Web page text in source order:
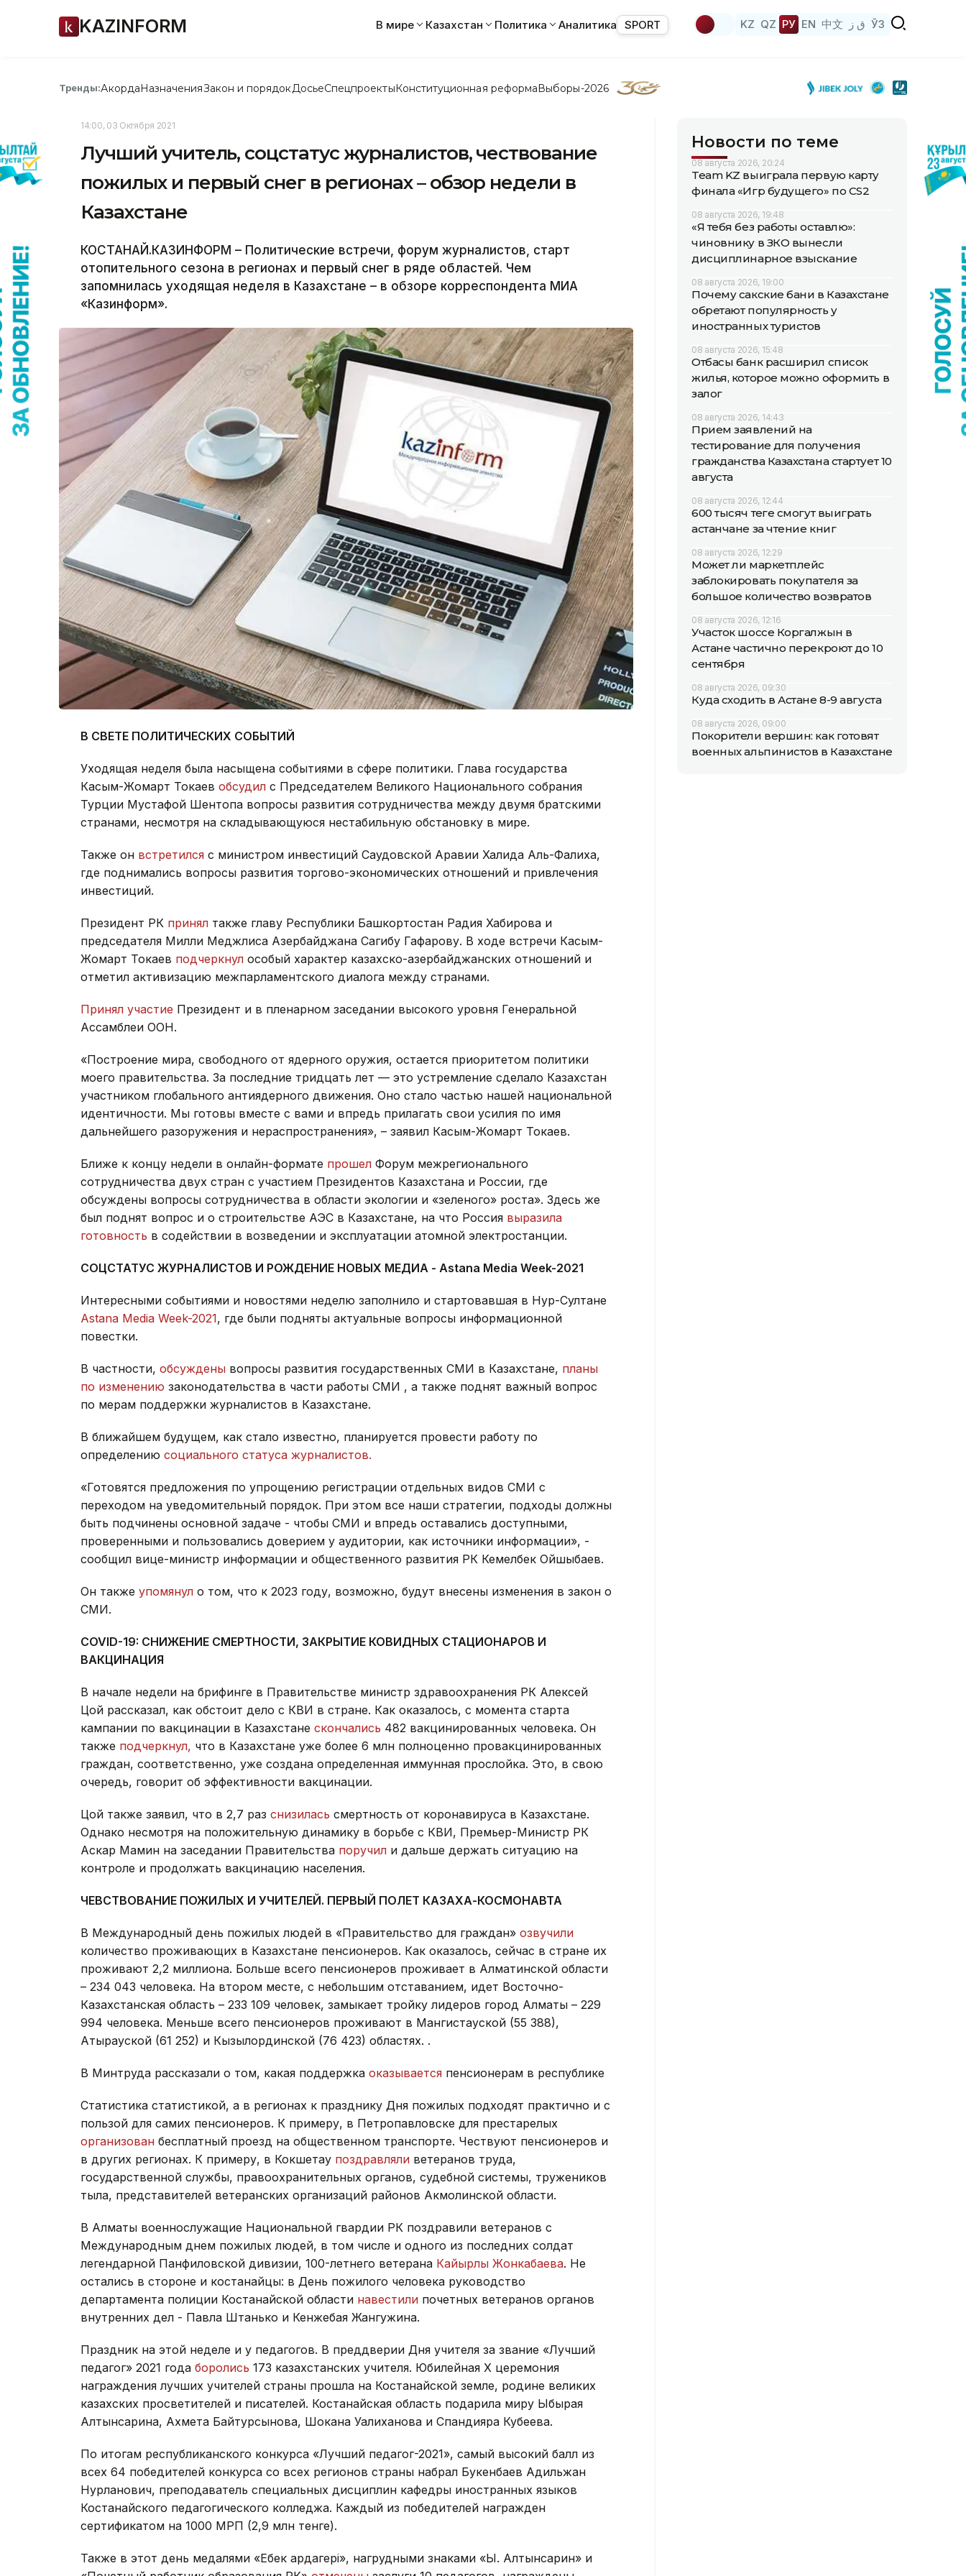
KAZINFORM В мире Казахстан Политика Аналитика SPORT KZ QZ РУ EN 中文 ق ز ЎЗ
Тренды:АкордаНазначенияЗакон и порядок ДосьеСпецпроектыКонституционная реформаВыборы-2026
14:00, 03 Октября 2021
Лучший учитель, соцстатус журналистов, чествование
пожилых и первый снег в регионах – обзор недели в
Казахстане
КОСТАНАЙ.КАЗИНФОРМ – Политические встречи, форум журналистов, старт
отопительного сезона в регионах и первый снег в ряде областей. Чем
запомнилась уходящая неделя в Казахстане – в обзоре корреспондента МИА
«Казинформ».
В СВЕТЕ ПОЛИТИЧЕСКИХ СОБЫТИЙ
Уходящая неделя была насыщена событиями в сфере политики. Глава государства
Касым-Жомарт Токаев обсудил с Председателем Великого Национального собрания
Турции Мустафой Шентопа вопросы развития сотрудничества между двумя братскими
странами, несмотря на складывающуюся нестабильную обстановку в мире.
Также он встретился с министром инвестиций Саудовской Аравии Халида Аль-Фалиха,
где поднимались вопросы развития торгово-экономических отношений и привлечения
инвестиций.
Президент РК принял также главу Республики Башкортостан Радия Хабирова и
председателя Милли Меджлиса Азербайджана Сагибу Гафарову. В ходе встречи Касым-
Жомарт Токаев подчеркнул особый характер казахско-азербайджанских отношений и
отметил активизацию межпарламентского диалога между странами.
Принял участие Президент и в пленарном заседании высокого уровня Генеральной
Ассамблеи ООН.
«Построение мира, свободного от ядерного оружия, остается приоритетом политики
моего правительства. За последние тридцать лет — это устремление сделало Казахстан
участником глобального антиядерного движения. Оно стало частью нашей национальной
идентичности. Мы готовы вместе с вами и впредь прилагать свои усилия по имя
дальнейшего разоружения и нераспространения», – заявил Касым-Жомарт Токаев.
Ближе к концу недели в онлайн-формате прошел Форум межрегионального
сотрудничества двух стран с участием Президентов Казахстана и России, где
обсуждены вопросы сотрудничества в области экологии и «зеленого» роста». Здесь же
был поднят вопрос и о строительстве АЭС в Казахстане, на что Россия выразила
готовность в содействии в возведении и эксплуатации атомной электростанции.
СОЦСТАТУС ЖУРНАЛИСТОВ И РОЖДЕНИЕ НОВЫХ МЕДИА - Astana Media Week-2021
Интересными событиями и новостями неделю заполнило и стартовавшая в Нур-Султане
Astana Media Week-2021, где были подняты актуальные вопросы информационной
повестки.
В частности, обсуждены вопросы развития государственных СМИ в Казахстане, планы
по изменению законодательства в части работы СМИ , а также поднят важный вопрос
по мерам поддержки журналистов в Казахстане.
В ближайшем будущем, как стало известно, планируется провести работу по
определению социального статуса журналистов.
«Готовятся предложения по упрощению регистрации отдельных видов СМИ с
переходом на уведомительный порядок. При этом все наши стратегии, подходы должны
быть подчинены основной задаче - чтобы СМИ и впредь оставались доступными,
проверенными и пользовались доверием у аудитории, как источники информации», -
сообщил вице-министр информации и общественного развития РК Кемелбек Ойшыбаев.
Он также упомянул о том, что к 2023 году, возможно, будут внесены изменения в закон о
СМИ.
COVID-19: СНИЖЕНИЕ СМЕРТНОСТИ, ЗАКРЫТИЕ КОВИДНЫХ СТАЦИОНАРОВ И
ВАКЦИНАЦИЯ
В начале недели на брифинге в Правительстве министр здравоохранения РК Алексей
Цой рассказал, как обстоит дело с КВИ в стране. Как оказалось, с момента старта
кампании по вакцинации в Казахстане скончались 482 вакцинированных человека. Он
также подчеркнул, что в Казахстане уже более 6 млн полноценно провакцинированных
граждан, соответственно, уже создана определенная иммунная прослойка. Это, в свою
очередь, говорит об эффективности вакцинации.
Цой также заявил, что в 2,7 раз снизилась смертность от коронавируса в Казахстане.
Однако несмотря на положительную динамику в борьбе с КВИ, Премьер-Министр РК
Аскар Мамин на заседании Правительства поручил и дальше держать ситуацию на
контроле и продолжать вакцинацию населения.
ЧЕВСТВОВАНИЕ ПОЖИЛЫХ И УЧИТЕЛЕЙ. ПЕРВЫЙ ПОЛЕТ КАЗАХА-КОСМОНАВТА
В Международный день пожилых людей в «Правительство для граждан» озвучили
количество проживающих в Казахстане пенсионеров. Как оказалось, сейчас в стране их
проживают 2,2 миллиона. Больше всего пенсионеров проживает в Алматинской области
– 234 043 человека. На втором месте, с небольшим отставанием, идет Восточно-
Казахстанская область – 233 109 человек, замыкает тройку лидеров город Алматы – 229
994 человека. Меньше всего пенсионеров проживают в Мангистауской (55 388),
Атырауской (61 252) и Кызылординской (76 423) областях. .
В Минтруда рассказали о том, какая поддержка оказывается пенсионерам в республике
Статистика статистикой, а в регионах к празднику Дня пожилых подходят практично и с
пользой для самих пенсионеров. К примеру, в Петропавловске для престарелых
организован бесплатный проезд на общественном транспорте. Чествуют пенсионеров и
в других регионах. К примеру, в Кокшетау поздравляли ветеранов труда,
государственной службы, правоохранительных органов, судебной системы, тружеников
тыла, представителей ветеранских организаций районов Акмолинской области.
В Алматы военнослужащие Национальной гвардии РК поздравили ветеранов с
Международным днем пожилых людей, в том числе и одного из последних солдат
легендарной Панфиловской дивизии, 100-летнего ветерана Кайырлы Жонкабаева. Не
остались в стороне и костанайцы: в День пожилого человека руководство
департамента полиции Костанайской области навестили почетных ветеранов органов
внутренних дел - Павла Штанько и Кенжебая Жангужина.
Праздник на этой неделе и у педагогов. В преддверии Дня учителя за звание «Лучший
педагог» 2021 года боролись 173 казахстанских учителя. Юбилейная X церемония
награждения лучших учителей страны прошла на Костанайской земле, родине великих
казахских просветителей и писателей. Костанайская область подарила миру Ыбырая
Алтынсарина, Ахмета Байтурсынова, Шокана Уалиханова и Спандияра Кубеева.
По итогам республиканского конкурса «Лучший педагог-2021», самый высокий балл из
всех 64 победителей конкурса со всех регионов страны набрал Букенбаев Адильжан
Нурланович, преподаватель специальных дисциплин кафедры иностранных языков
Костанайского педагогического колледжа. Каждый из победителей награжден
сертификатом на 1000 МРП (2,9 млн тенге).
Также в этот день медалями «Еңбек ардагері», нагрудными знаками «Ы. Алтынсарин» и
Новости по теме
08 августа 2026, 20:24
Team KZ выиграла первую карту
финала «Игр будущего» по CS2
08 августа 2026, 19:48
«Я тебя без работы оставлю»:
чиновнику в ЗКО вынесли
дисциплинарное взыскание
08 августа 2026, 19:00
Почему сакские бани в Казахстане
обретают популярность у
иностранных туристов
08 августа 2026, 15:48
Отбасы банк расширил список
жилья, которое можно оформить в
залог
08 августа 2026, 14:43
Прием заявлений на
тестирование для получения
гражданства Казахстана стартует 10
августа
08 августа 2026, 12:44
600 тысяч теңге смогут выиграть
астанчане за чтение книг
08 августа 2026, 12:29
Может ли маркетплейс
заблокировать покупателя за
большое количество возвратов
08 августа 2026, 12:16
Участок шоссе Коргалжын в
Астане частично перекроют до 10
сентября
08 августа 2026, 09:30
Куда сходить в Астане 8-9 августа
08 августа 2026, 09:00
Покорители вершин: как готовят
военных альпинистов в Казахстане